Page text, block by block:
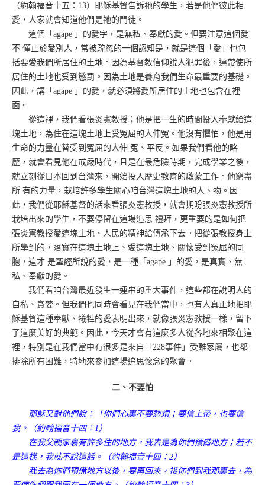
（約翰福音十五：13）耶穌基督告訴祂的學生，若是他們彼此相
愛，人家就會知道他們是祂的門徒。
這個「agape 」的愛字，是無私、奉獻的愛。但要注意這個愛
不 僅止於愛別人，常被疏忽的一個認知是，就是這個「愛」也包
括要愛我們所居住的土地。因為基督教信仰說人犯罪後，連帶使所
居住的土地也受到懲罰。因為土地是養育我們生命最重要的基礎。
因此，講「agape 」的愛，就必須將愛所居住的土地也包含在裡
面。
從這裡，我們看張炎憲教授；他是把一生的時間投入奉獻給這
塊土地，為住在這塊土地上受冤屈的人伸冤。他沒有懼怕，他是用
生命的力量在替受到冤屈的人伸 冤、平反。如果我們看他的略
歷，就會看見他在戒嚴時代，且是在最危險時期，完成學業之後，
就立刻從日本回到台灣來，開始投入歷史教育的啟蒙工作。他窮盡
所 有的力量，栽培許多學生關心咱台灣這塊土地的人、物。因
此，我們從耶穌基督的話來看張炎憲教授，就會期盼張炎憲教授所
栽培出來的學生，不要停留在這場追思 禮拜，更重要的是如何把
張炎憲教授愛這塊土地、人民的精神給傳承下去。把從張教授身上
所學到的，落實在這塊土地上、愛這塊土地、關懷受到冤屈的同
胞，這才 是聖經所說的愛，是一種「agape 」的愛，是真實、無
私、奉獻的愛。
我們看咱台灣最近發生一連串的重大事件，這些都在說明人的
自私、貪婪。但我們也同時會看見在我們當中，也有人真正地把耶
穌基督這種奉獻、犧牲的愛表明出來，就像張炎憲教授一樣，留下
了這麼美好的典範。因此，今天才會有這麼多人從各地來相聚在這
裡，特別是在我們當中有很多是來自「228事件」受難家屬，也都
排除所有困難，特地來參加這場追思懷念的聚會。
二、不要怕
耶穌又對他們說：「你們心裏不要愁煩；要信上帝，也要信
我。（約翰福音十四：1）
在我父親家裏有許多住的地方，我去是為你們預備地方；若不
是這樣，我就不說這話。（約翰福音十四：2）
我去為你們預備地方以後，要再回來，接你們到我那裏去，為